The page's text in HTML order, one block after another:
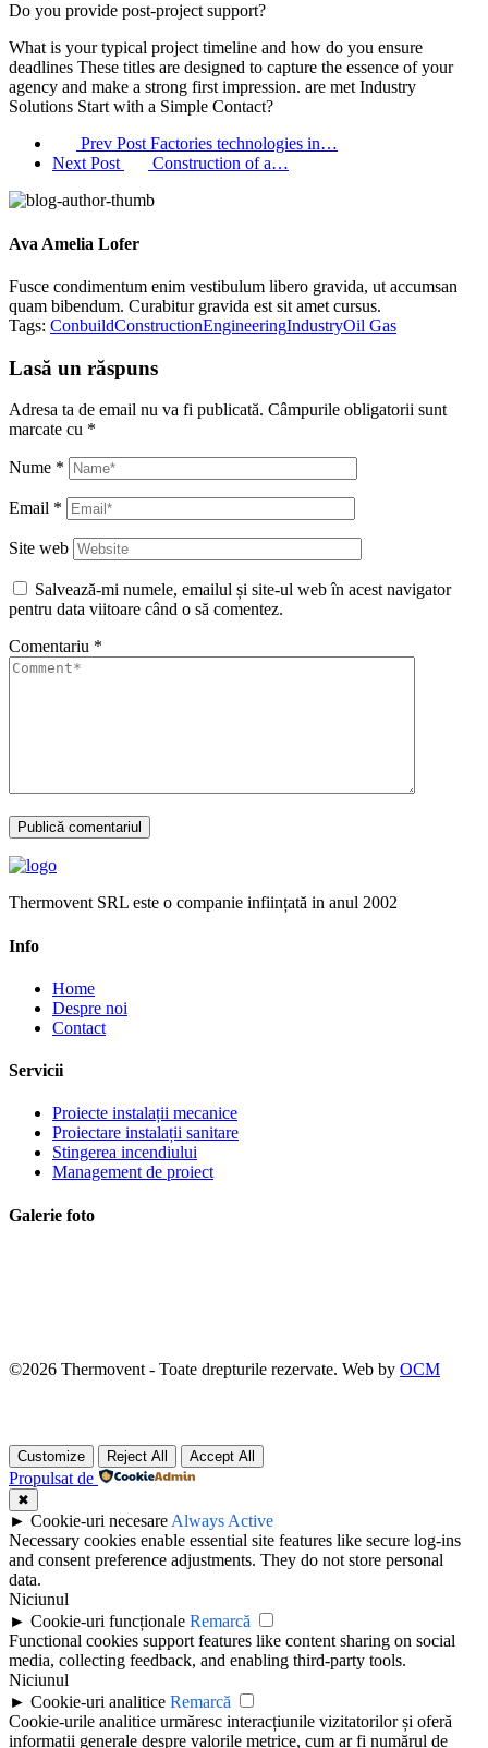
Do you provide post-project support?
What is your typical project timeline and how do you ensure
deadlines These titles are designed to capture the essence of your
agency and make a strong first impression. are met Industry
Solutions Start with a Simple Contact?
Prev Post Factories technologies in…
Next Post
Construction of a…
Ava Amelia Lofer
Fusce condimentum enim vestibulum libero gravida, ut accumsan
quam bibendum. Curabitur gravida est sit amet cursus.
Tags: ConbuildConstructionEngineeringIndustryOil Gas
Lasă un răspuns
Adresa ta de email nu va fi publicată. Câmpurile obligatorii sunt
marcate cu *
Nume *
Email *
Site web
Salvează-mi numele, emailul și site-ul web în acest navigator
pentru data viitoare când o să comentez.
Comentariu *
Thermovent SRL este o companie inființată in anul 2002
Info
Home
Despre noi
Contact
Servicii
Proiecte instalații mecanice
Proiectare instalații sanitare
Stingerea incendiului
Management de proiect
Galerie foto
©2026 Thermovent - Toate drepturile rezervate. Web by OCM
Customize Reject All Accept All
Propulsat de
✖
► Cookie-uri necesare Always Active
Necessary cookies enable essential site features like secure log-ins
and consent preference adjustments. They do not store personal
data.
Niciunul
► Cookie-uri funcționale Remarcă
Functional cookies support features like content sharing on social
media, collecting feedback, and enabling third-party tools.
Niciunul
► Cookie-uri analitice Remarcă
Cookie-urile analitice urmăresc interacțiunile vizitatorilor și oferă
informații generale despre valorile metrice, cum ar fi numărul de